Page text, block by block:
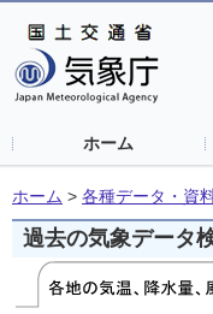
ホーム
ホーム > 各種データ・資
過去の気象データ